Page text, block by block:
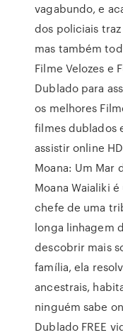
vagabundo, e
dos policiais
mas também
Filme Velozes e
Dublado para
os melhores
filmes dublados
assistir online
Moana: Um Mar
Moana Waialiki
chefe de uma
longa linhagem
descobrir mais
família, ela
ancestrais,
ninguém sabe
Dublado FREE